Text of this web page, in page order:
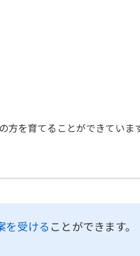
を育てることができています
を受ける ことができます。